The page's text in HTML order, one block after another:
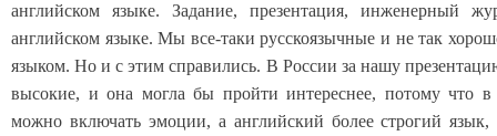
английском языке. Задание, презентация, инженерный
английском языке. Мы все-таки русскоязычные и не так
языком. Но и с этим справились. В России за нашу
высокие, и она могла бы пройти интереснее, потому что в
можно включать эмоции, а английский более строгий язык,